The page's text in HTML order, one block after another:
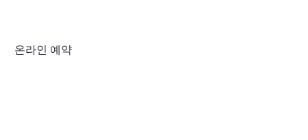
온라인 예약